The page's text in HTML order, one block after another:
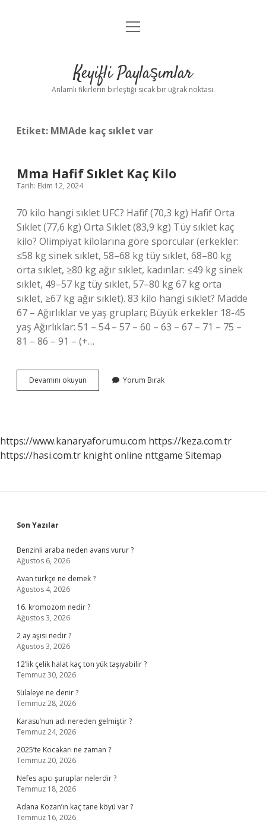
Anasayfa
Yasal Uyarı
menüyü
Keyifli Paylaşımlar
Anlamlı fikirlerin birleştiği sıcak bir uğrak noktası.
Etiket: MMAde kaç sıklet var
Mma Hafif Sıklet Kaç Kilo
Tarih: Ekim 12, 2024
70 kilo hangi sıklet UFC? Hafif (70,3 kg) Hafif Orta
Sıklet (77,6 kg) Orta Sıklet (83,9 kg) Tüy sıklet kaç
kilo? Olimpiyat kilolarına göre sporcular (erkekler:
≤58 kg sinek sıklet, 58–68 kg tüy sıklet, 68–80 kg
orta sıklet, ≥80 kg ağır sıklet, kadınlar: ≤49 kg sinek
sıklet, 49–57 kg tüy sıklet, 57–80 kg 67 kg orta
sıklet, ≥67 kg ağır sıklet). 83 kilo hangi sıklet? Madde
67 – Ağırlıklar ve yaş grupları; Büyük erkekler 18-45
yaş Ağırlıklar: 51 – 54 – 57 – 60 – 63 – 67 – 71 – 75 –
81 – 86 – 91 – (+…
Devamını okuyun
Hafif
Yorum Bırak
https://www.kanaryaforumu.com https://keza.com.tr
https://hasi.com.tr knight online nttgame Sitemap
Sidebar
Son Yazılar
Benzinli araba neden avans vurur ?
Ağustos 6, 2026
Avan türkçe ne demek ?
Ağustos 4, 2026
16. kromozom nedir ?
Ağustos 3, 2026
2 ay aşısı nedir ?
Ağustos 3, 2026
12’lik çelik halat kaç ton yük taşıyabilir ?
Temmuz 30, 2026
Sülaleye ne denir ?
Temmuz 28, 2026
Karasu’nun adı nereden gelmiştir ?
Temmuz 24, 2026
2025’te Kocakarı ne zaman ?
Temmuz 20, 2026
Nefes açıcı şuruplar nelerdir ?
Temmuz 18, 2026
Adana Kozan’ın kaç tane köyü var ?
Temmuz 16, 2026